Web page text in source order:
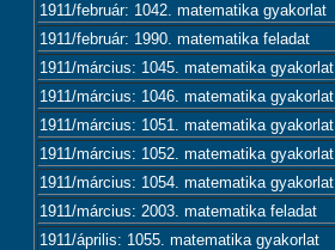
1911/február: 1042. matematika gyakorlat
1911/február: 1990. matematika feladat
1911/március: 1045. matematika gyakorlat
1911/március: 1046. matematika gyakorlat
1911/március: 1051. matematika gyakorlat
1911/március: 1052. matematika gyakorlat
1911/március: 1054. matematika gyakorlat
1911/március: 2003. matematika feladat
1911/április: 1055. matematika gyakorlat